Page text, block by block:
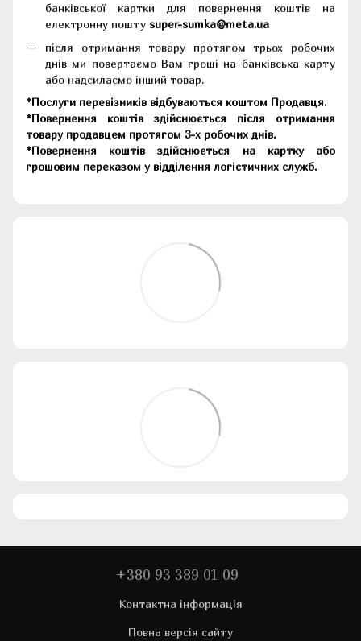
банківської картки для повернення коштів на
електронну пошту super-sumka@meta.ua
після отримання товару протягом трьох робочих
днів ми повертаємо Вам гроші на банківська карту
або надсилаємо інший товар.
*Послуги перевізників відбуваються коштом Продавця.
*Повернення коштів здійснюється після отримання
товару продавцем протягом 3-х робочих днів.
*Повернення коштів здійснюється на картку або
грошовим переказом у відділення логістичних служб.
+380 93 389 01 09
Контактна інформація
Повна версія сайту